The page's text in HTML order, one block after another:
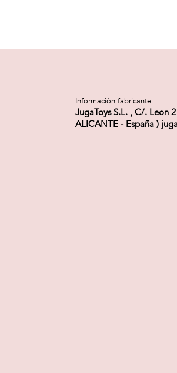
Información fabricante
JugaToys S.L. , C/. Leon
ALICANTE - España )